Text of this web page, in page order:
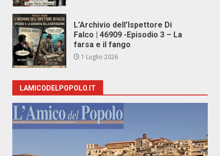
L’Archivio dell’Ispettore Di
Falco | 46909 -Episodio 3 – La
farsa e il fango
1 Luglio 2026
LAMICODELPOPOLO.IT